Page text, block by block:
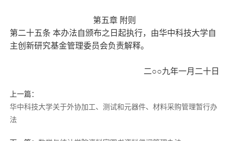
第五章 附则
第二十五条 本办法自颁布之日起执行，由华中科技大学自
主创新研究基金管理委员会负责解释。
二○○九年一月二十日
上一篇：
华中科技大学关于外协加工、测试和元器件、材料采购管理暂行办
法